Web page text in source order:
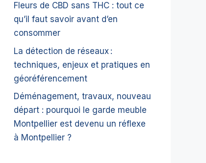
Fleurs de CBD sans THC : tout ce
qu’il faut savoir avant d’en
consommer
La détection de réseaux :
techniques, enjeux et pratiques en
géoréférencement
Déménagement, travaux, nouveau
départ : pourquoi le garde meuble
Montpellier est devenu un réflexe
à Montpellier ?